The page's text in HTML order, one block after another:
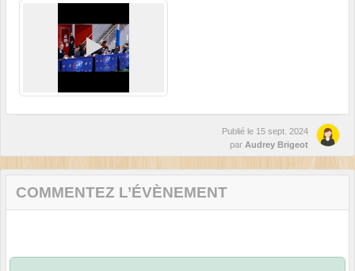
Publié le 15 sept. 2024
par Audrey Brigeot
COMMENTEZ L’ÉVÈNEMENT